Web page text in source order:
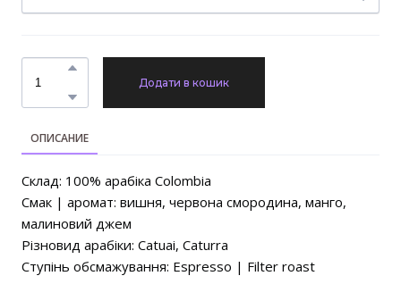
Додати в кошик
ОПИСАНИЕ
Склад: 100% арабіка Colombia
Смак | аромат: вишня, червона смородина, манго,
малиновий джем
Різновид арабіки: Catuai, Caturra
Ступінь обсмажування: Espresso | Filter roast